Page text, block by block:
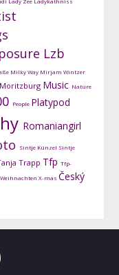
Lzb
Milky Way Mirjam Wintzer
Moritzburg Music Nature
People Platypod
Romaniangirl
Sintje Künzel Sintje
Trapp Tfp Tfp-
Weihnachten X-mas Český